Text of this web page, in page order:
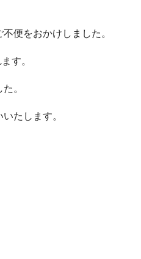
便をおかけしました。
す。
。
たします。